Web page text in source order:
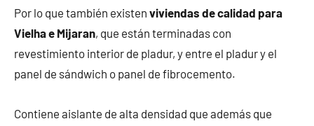
Por lo que también existen viviendas de calidad para
Vielha e Mijaran, que están terminadas con
revestimiento interior de pladur, y entre el pladur y el
panel de sándwich o panel de fibrocemento.
Contiene aislante de alta densidad que además que